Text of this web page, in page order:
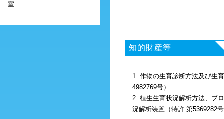
室
知的財産等
1. 作物の生育診断方法及び生
4982769号）
2. 植生生育状況解析方法、プ
況解析装置（特許 第5369282